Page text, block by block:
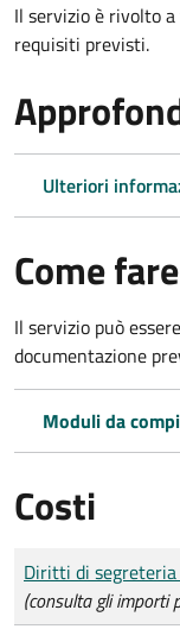
Il servizio è rivolto
requisiti previsti.
Ulteriori
Come fare
Il servizio può
documentazione
Moduli da
Costi
Tipo di pagamento
Importo
Diritti di
(consulta gli importi